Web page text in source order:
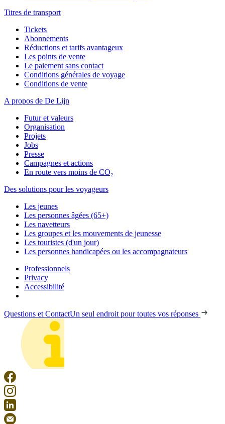
Titres de transport
Tickets
Abonnements
Réductions et tarifs avantageux
Les points de vente
Le paiement sans contact
Conditions générales de voyage
Conditions de vente
A propos de De Lijn
Futur et valeurs
Organisation
Projets
Jobs
Presse
Campagnes et actions
En route vers moins de CO₂
Des solutions pour les voyageurs
Les jeunes
Les personnes âgées (65+)
Les navetteurs
Les groupes et les mouvements de jeunesse
Les touristes (d'un jour)
Les personnes handicapées ou les accompagnateurs
Professionnels
Privacy
Accessibilité
Questions et ContactUn seul endroit pour toutes vos réponses